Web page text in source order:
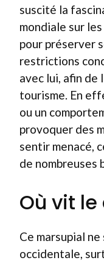
suscité la
mondiale sur
pour préserver
restrictions
avec lui, afin de
tourisme. En
ou un
provoquer des
sentir menacé,
de nombreuses
Où vit le
Ce marsupial
occidentale,